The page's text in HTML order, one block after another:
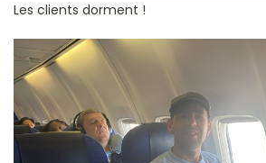
Les clients dorment !